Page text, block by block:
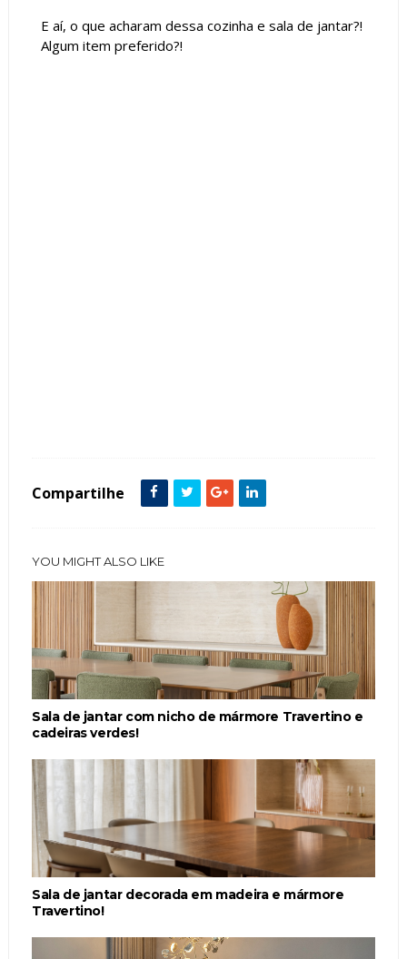
E aí, o que acharam dessa cozinha e sala de jantar?!
Algum item preferido?!
Compartilhe
YOU MIGHT ALSO LIKE
Sala de jantar com nicho de mármore Travertino e
cadeiras verdes!
Sala de jantar decorada em madeira e mármore
Travertino!